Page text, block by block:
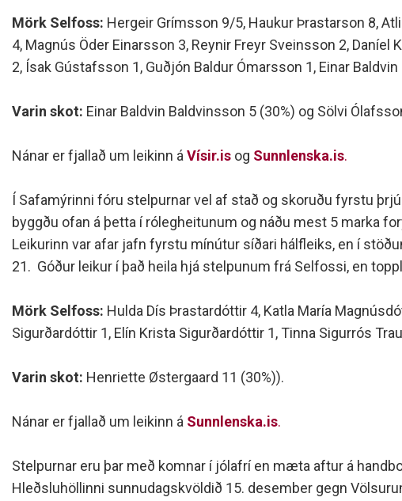
Mörk Selfoss: Hergeir Grímsson 9/5, Haukur Þrastarson 8,
4, Magnús Öder Einarsson 3, Reynir Freyr Sveinsson 2, Daníel
2, Ísak Gústafsson 1, Guðjón Baldur Ómarsson 1, Einar
Varin skot: Einar Baldvin Baldvinsson 5 (30%) og Sölvi
Nánar er fjallað um leikinn á Vísir.is og Sunnlenska.is.
Í Safamýrinni fóru stelpurnar vel af stað og skoruðu fyrstu
byggðu ofan á þetta í rólegheitunum og náðu mest 5 marka
Leikurinn var afar jafn fyrstu mínútur síðari hálfleiks, en í
21. Góður leikur í það heila hjá stelpunum frá Selfossi, en
Mörk Selfoss: Hulda Dís Þrastardóttir 4, Katla María
Sigurðardóttir 1, Elín Krista Sigurðardóttir 1, Tinna Sigurrós
Varin skot: Henriette Østergaard 11 (30%)).
Nánar er fjallað um leikinn á Sunnlenska.is.
Stelpurnar eru þar með komnar í jólafrí en mæta aftur á
Hleðsluhöllinni sunnudagskvöldið 15. desember gegn